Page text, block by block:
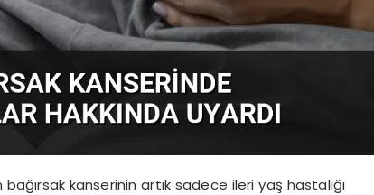
kanserinin artık sadece ileri yaş hastalığı